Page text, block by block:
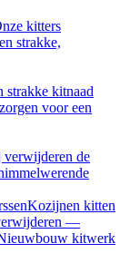
kitters
strakke,
strakke kitnaad
voor een
verwijderen de
Kozijnen kitten
—
kitwerk